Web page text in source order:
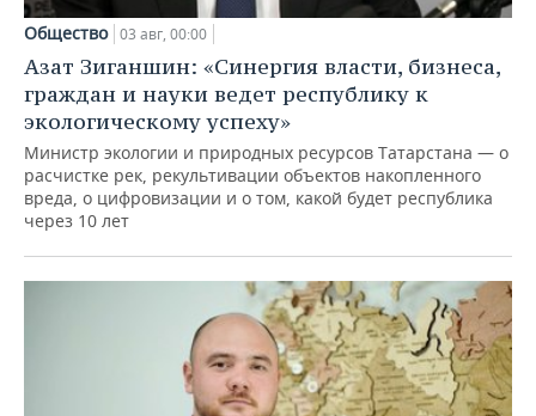
Общество 03 авг, 00:00
Азат Зиганшин: «Синергия власти, бизнеса,
граждан и науки ведет республику к
экологическому успеху»
Министр экологии и природных ресурсов Татарстана — о
расчистке рек, рекультивации объектов накопленного
вреда, о цифровизации и о том, какой будет республика
через 10 лет